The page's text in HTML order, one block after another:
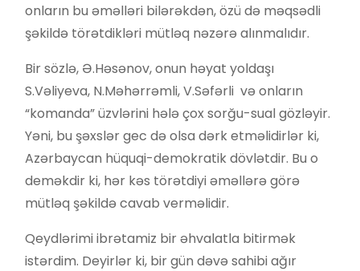
onların bu əməlləri bilərəkdən, özü də məqsədli
şəkildə törətdikləri mütləq nəzərə alınmalıdır.
Bir sözlə, Ə.Həsənov, onun həyat yoldaşı
S.Vəliyeva, N.Məhərrəmli, V.Səfərli və onların
“komanda” üzvlərini hələ çox sorğu-sual gözləyir.
Yəni, bu şəxslər gec də olsa dərk etməlidirlər ki,
Azərbaycan hüquqi-demokratik dövlətdir. Bu o
deməkdir ki, hər kəs törətdiyi əməllərə görə
mütləq şəkildə cavab verməlidir.
Qeydlərimi ibrətamiz bir əhvalatla bitirmək
istərdim. Deyirlər ki, bir gün dəvə sahibi ağır